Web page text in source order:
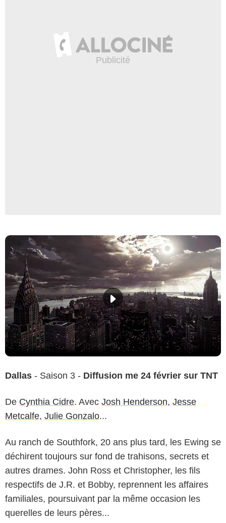
Dallas - Saison 3 - Diffusion me 24 février sur TNT
De Cynthia Cidre. Avec Josh Henderson, Jesse
Metcalfe, Julie Gonzalo...
Au ranch de Southfork, 20 ans plus tard, les Ewing se
déchirent toujours sur fond de trahisons, secrets et
autres drames. John Ross et Christopher, les fils
respectifs de J.R. et Bobby, reprennent les affaires
familiales, poursuivant par la même occasion les
querelles de leurs pères...